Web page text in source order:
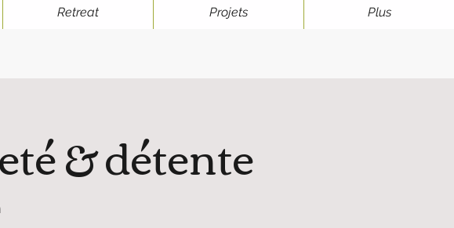
Retreat Projets Plus
& détente